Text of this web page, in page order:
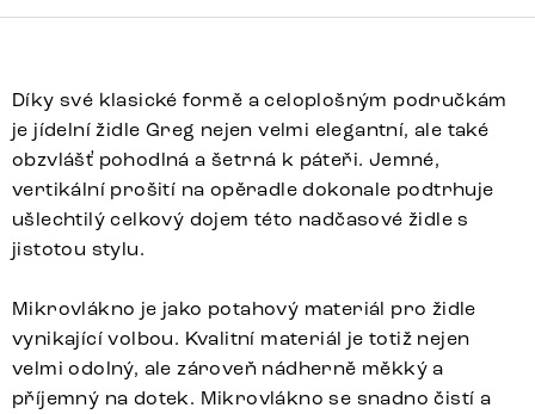
Díky své klasické formě a celoplošným područkám
je jídelní židle Greg nejen velmi elegantní, ale také
obzvlášť pohodlná a šetrná k páteři. Jemné,
vertikální prošití na opěradle dokonale podtrhuje
ušlechtilý celkový dojem této nadčasové židle s
jistotou stylu.
Mikrovlákno je jako potahový materiál pro židle
vynikající volbou. Kvalitní materiál je totiž nejen
velmi odolný, ale zároveň nádherně měkký a
příjemný na dotek. Mikrovlákno se snadno čistí a